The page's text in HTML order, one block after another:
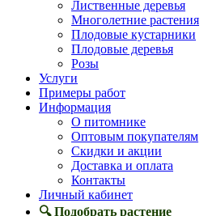
Лиственные деревья
Многолетние растения
Плодовые кустарники
Плодовые деревья
Розы
Услуги
Примеры работ
Информация
О питомнике
Оптовым покупателям
Скидки и акции
Доставка и оплата
Контакты
Личный кабинет
🔍 Подобрать растение